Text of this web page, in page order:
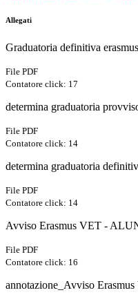
Allegati
Graduatoria definitiva
File PDF
Contatore click: 17
determina graduatoria
File PDF
Contatore click: 14
determina graduatoria
File PDF
Contatore click: 14
Avviso Erasmus VET -
File PDF
Contatore click: 16
annotazione_Avviso